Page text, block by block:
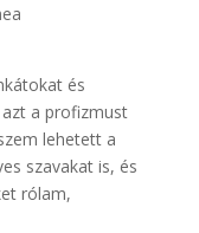
és
a profizmust
lehetett a
szavakat is, és
rólam,